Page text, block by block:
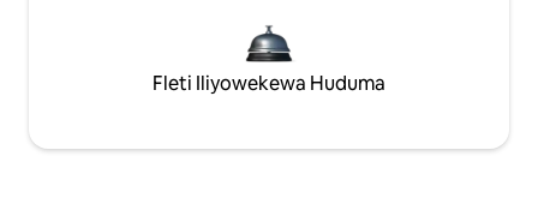
Fleti Iliyowekewa Huduma